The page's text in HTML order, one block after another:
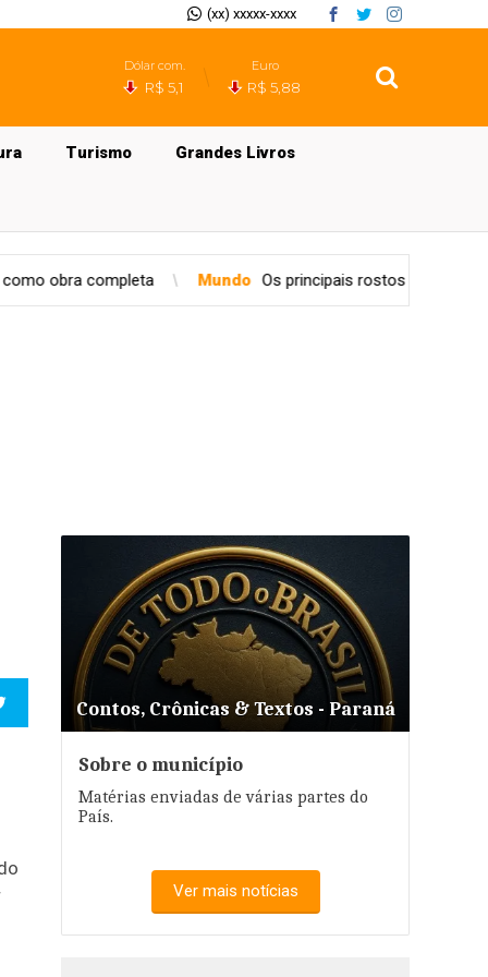
(xx) xxxxx-xxxx
Dólar com.
R$ 5,1
Euro
R$ 5,88
Turismo Grandes Livros
Os principais rostos do amor. Em qual desses tipos você se
Contos, Crônicas & Textos - Paraná
Sobre o município
Matérias enviadas de várias partes do
País.
Ver mais notícias